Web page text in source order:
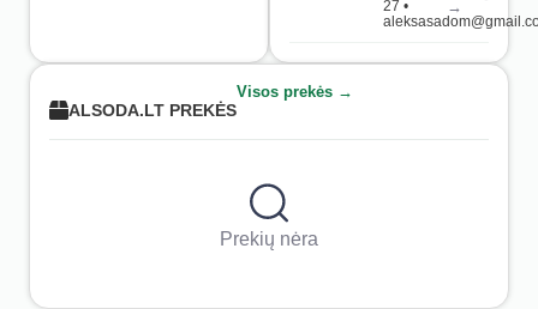
priežiūrą.
dienos,
atsisėdate
puodeliu
27 •
→
ALSODA.LT PREKĖS
Visos prekės →
Prekių nėra